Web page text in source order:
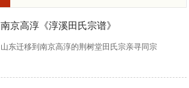
南京高淳《淳溪田氏宗谱》
山东迁移到南京高淳的荆树堂田氏宗亲寻同宗